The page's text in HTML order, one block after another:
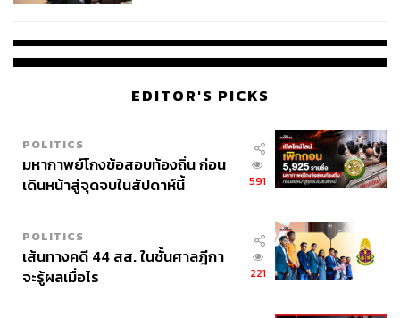
THE STANDARD TEAM
กองบรรณาธิการ THE STANDARD
EDITOR'S PICKS
POLITICS
มหากาพย์โกงข้อสอบท้องถิ่น ก่อน
เดินหน้าสู่จุดจบในสัปดาห์นี้
591
POLITICS
เส้นทางคดี 44 สส. ในชั้นศาลฎีกา
จะรู้ผลเมื่อไร
221